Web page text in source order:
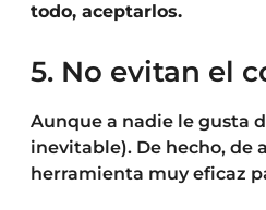
todo, aceptarlos.
5. No evitan el
Aunque a nadie le gusta
inevitable). De hecho, de
herramienta muy eficaz